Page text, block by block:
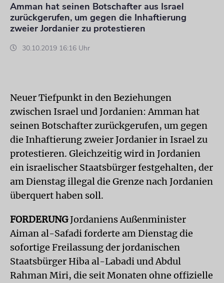
Amman hat seinen Botschafter aus Israel
zurückgerufen, um gegen die Inhaftierung
zweier Jordanier zu protestieren
30.10.2019 16:16 Uhr
Neuer Tiefpunkt in den Beziehungen
zwischen Israel und Jordanien: Amman hat
seinen Botschafter zurückgerufen, um gegen
die Inhaftierung zweier Jordanier in Israel zu
protestieren. Gleichzeitig wird in Jordanien
ein israelischer Staatsbürger festgehalten, der
am Dienstag illegal die Grenze nach Jordanien
überquert haben soll.
FORDERUNGJordaniens Außenminister
Aiman al-Safadi forderte am Dienstag die
sofortige Freilassung der jordanischen
Staatsbürger Hiba al-Labadi und Abdul
Rahman Miri, die seit Monaten ohne offizielle